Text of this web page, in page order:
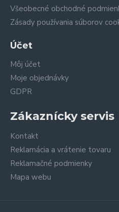
Všeobecné obchodné
Zásady používania súborov
Účet
Môj účet
Moje objednávky
GDPR
Zákaznícky servis
Kontakt
Reklamácia a vrátenie tovaru
Reklamačné podmienky
Mapa webu